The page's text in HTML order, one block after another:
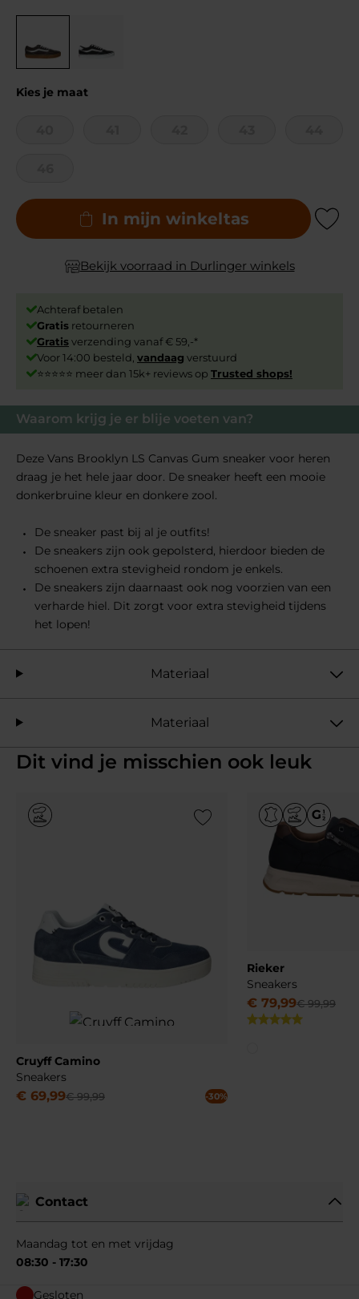
Waarom krijg je er blije voeten van?
Deze Vans Brooklyn LS Canvas Gum sneaker voor heren
draag je het hele jaar door. De sneaker heeft een mooie
donkerbruine kleur en donkere zool.
De sneaker past bij al je outfits!
De sneakers zijn ook gepolsterd, hierdoor bieden de
schoenen extra stevigheid rondom je enkels.
De sneakers zijn daarnaast ook nog voorzien van een
verharde hiel. Dit zorgt voor extra stevigheid tijdens
het lopen!
Materiaal
Materiaal
Kies je maat
In mijn winkeltas Add to
Bekijk voorraad in Durlinger winkels
Achteraf betalen
Gratis retourneren
Gratisverzending vanaf € 59,-*
Voor 14:00 besteld, vandaag verstuurd
⭐⭐⭐⭐⭐ meer dan 15k+ reviews op Trusted shops!
Dit vind je misschien ook leuk
Add to Wishlist
Cruyff Camino
Sneakers
€ 69,99€ 99,99 -30%
Rieker
Sneakers
€ 79,99€ 99,99
Contact
Maandag tot en met vrijdag
08:30 - 17:30
Gesloten